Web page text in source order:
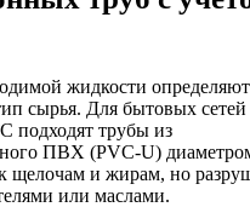
жидкости определяют
сырья. Для бытовых сетей
подходят трубы из
ПВХ (PVC-U)
щелочам и жирам, но
или маслами.